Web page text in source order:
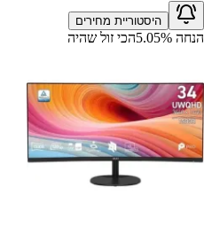
היסטוריית מחירים
הנחה 5.05% הכי זול שהיה